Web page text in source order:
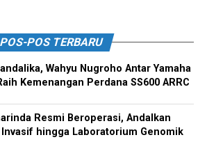
POS-POS TERBARU
Wahyu Nugroho Antar Yamaha
Kemenangan Perdana SS600 ARRC
Resmi Beroperasi, Andalkan
hingga Laboratorium Genomik